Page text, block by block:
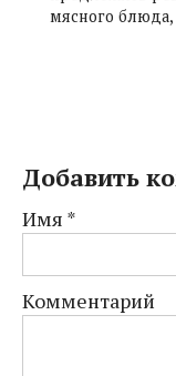
мясного
Добавить
Имя *
Комментарий